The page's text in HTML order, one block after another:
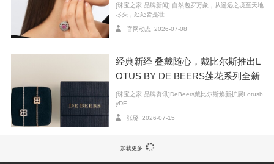
世家选用的钻石均通过双重鉴定，除符合国际认可
的“4C”准则，即颜色、净度、切工和克拉数外，所选钻
石均臻达最高等级，恪守世家卓越非凡的传统：色泽必
须达D至F级；净度则为IF至VVS级别。这些客观的评级
标准，构成宝石甄选的第一个步骤；而另一个鉴定程
序，则交由梵克雅宝独具慧眼的专家进行深入评估。
宝石部门仔细检验宝石，确保其符合世家坚持的非凡
[珠宝之家 品牌新闻] 自然包罗万象，从遥远之境至天地
尽头，处处皆是壮...
官网动态 2026-07-08
经典新绎 叠戴随心，戴比尔斯推出L
OTUS BY DE BEERS莲花系列全新
臻作
[珠宝之家 品牌资讯]DeBeers戴比尔斯焕新扩展Lotusb
yDE...
张璐 2026-07-15
加载更多